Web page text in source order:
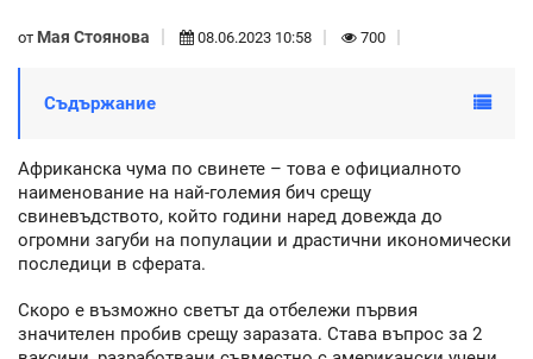
от Мая Стоянова 08.06.2023 10:58 700
Съдържание
Африканска чума по свинете – това е официалното
наименование на най-големия бич срещу
свиневъдството, който години наред довежда до
огромни загуби на популации и драстични икономически
последици в сферата.
Скоро е възможно светът да отбележи първия
значителен пробив срещу заразата. Става въпрос за 2